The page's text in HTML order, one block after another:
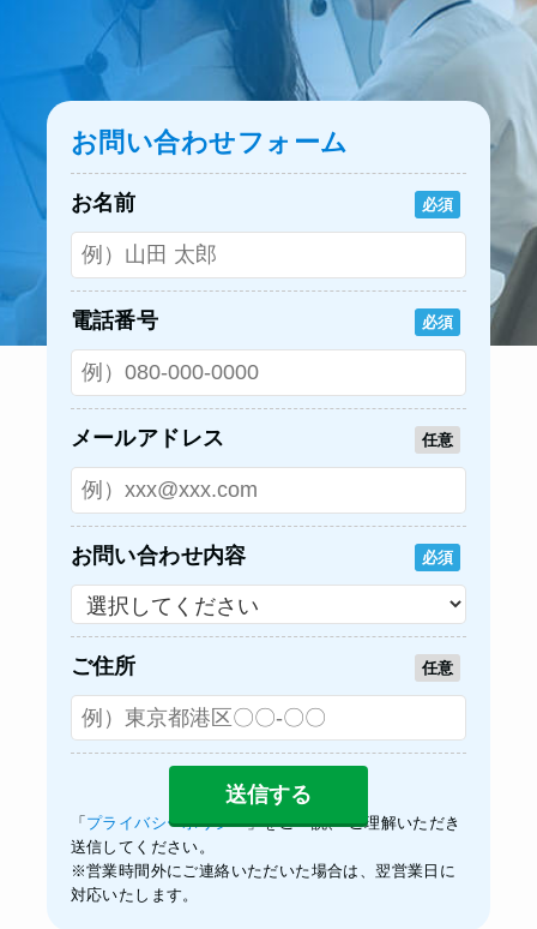
お問い合わせフォーム
お名前 必須
電話番号 必須
メールアドレス 任意
お問い合わせ内容 必須
ご住所 任意
「 プライバシーポリシー」をご一読、 ご理解いただき
送信してください。
※営業時間外にご連絡いただいた場合は、翌営業日に
対応いたします。